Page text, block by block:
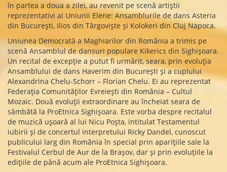
în partea a doua a zilei, au revenit pe scenă artiștii
reprezentativi ai Uniunii Elene: Ansamblurile de dans Asteria
din București, Ilios din Târgoviște și Kolokeri din Cluj Napoca.
Uniunea Democrată a Maghiarilor din România a trimis pe
scenă Ansamblul de dansuri populare Kikerics din Sighișoara.
Un recital de excepție a putut fi urmărit, seara, prin evoluția
Ansamblului de dans Haverim din București și a cuplului
Alexandrina Chelu-Schorr – Florian Chelu. Ei au reprezentat
Federația Comunităților Evreiești din România – Cultul
Mozaic. Două evoluții extraordinare au încheiat seara de
sâmbătă la ProEtnica Sighișoara. Este vorba despre recitalul
de muzică ușoară al lui Nicu Poșta, intitulat Testamentul
iubirii și de concertul interpretului Ricky Dandel, cunoscut
publicului larg din România în special prin aparițiile sale la
Festivalul Cerbul de Aur de la Brașov, dar și prin evoluțiile la
edițiile de până acum ale ProEtnica Sighișoara.